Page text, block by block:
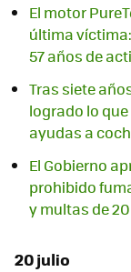
El motor
última
57 años de
Tras siete
logrado lo
ayudas a
El Gobierno
prohibido
y multas de
20 julio